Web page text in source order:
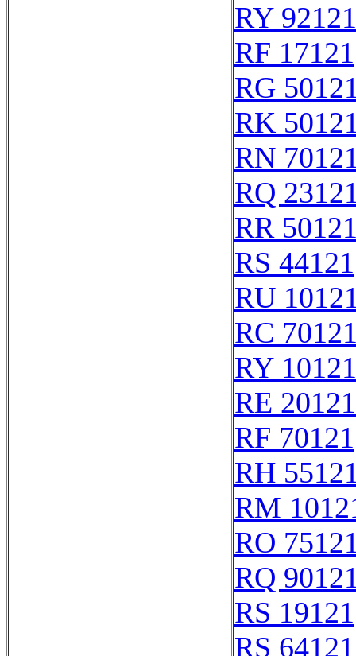
RY 92121
RF 17121
RG
RK
RN
RQ
RR
RS 44121
RU
RC
RY 10121
RE 20121
RF 70121
RH
RM
RO
RQ
RS 19121
RS 64121